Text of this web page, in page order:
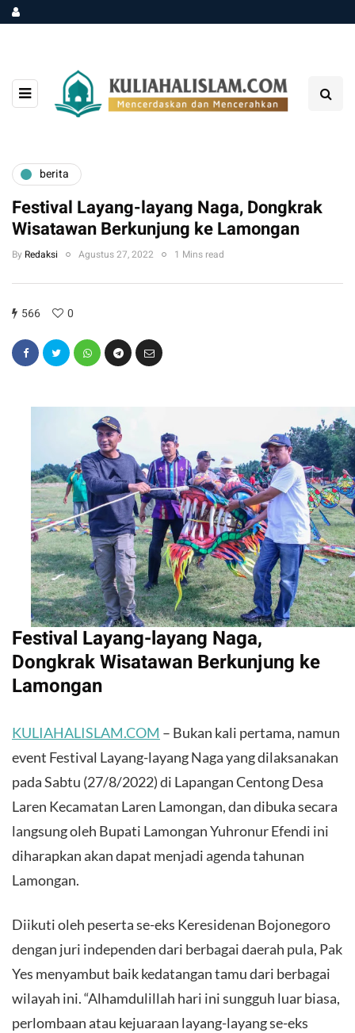
berita
Festival Layang-layang Naga, Dongkrak
Wisatawan Berkunjung ke Lamongan
By Redaksi Agustus 27, 2022 1 Mins read
566 0
Festival Layang-layang Naga,
Dongkrak Wisatawan Berkunjung ke
Lamongan
KULIAHALISLAM.COM – Bukan kali pertama, namun
event Festival Layang-layang Naga yang dilaksanakan
pada Sabtu (27/8/2022) di Lapangan Centong Desa
Laren Kecamatan Laren Lamongan, dan dibuka secara
langsung oleh Bupati Lamongan Yuhronur Efendi ini
diharapkan akan dapat menjadi agenda tahunan
Lamongan.
Diikuti oleh peserta se-eks Keresidenan Bojonegoro
dengan juri independen dari berbagai daerah pula, Pak
Yes menyambut baik kedatangan tamu dari berbagai
wilayah ini. “Alhamdulillah hari ini sungguh luar biasa,
perlombaan atau kejuaraan layang-layang se-eks